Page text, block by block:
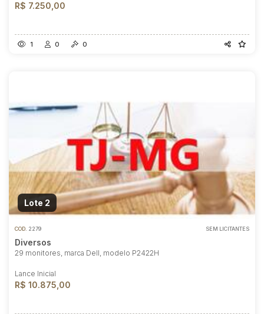
Habilite-se para efetuar lances ou
propostas
R$ 7.250,00
1 0 0
Lote 2
COD. 2279 SEM LICITANTES
Diversos
29 monitores, marca Dell, modelo P2422H
Lance Inicial
R$ 10.875,00